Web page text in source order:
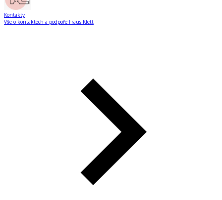
Kontakty
Vše o kontaktech a podpoře Fraus Klett